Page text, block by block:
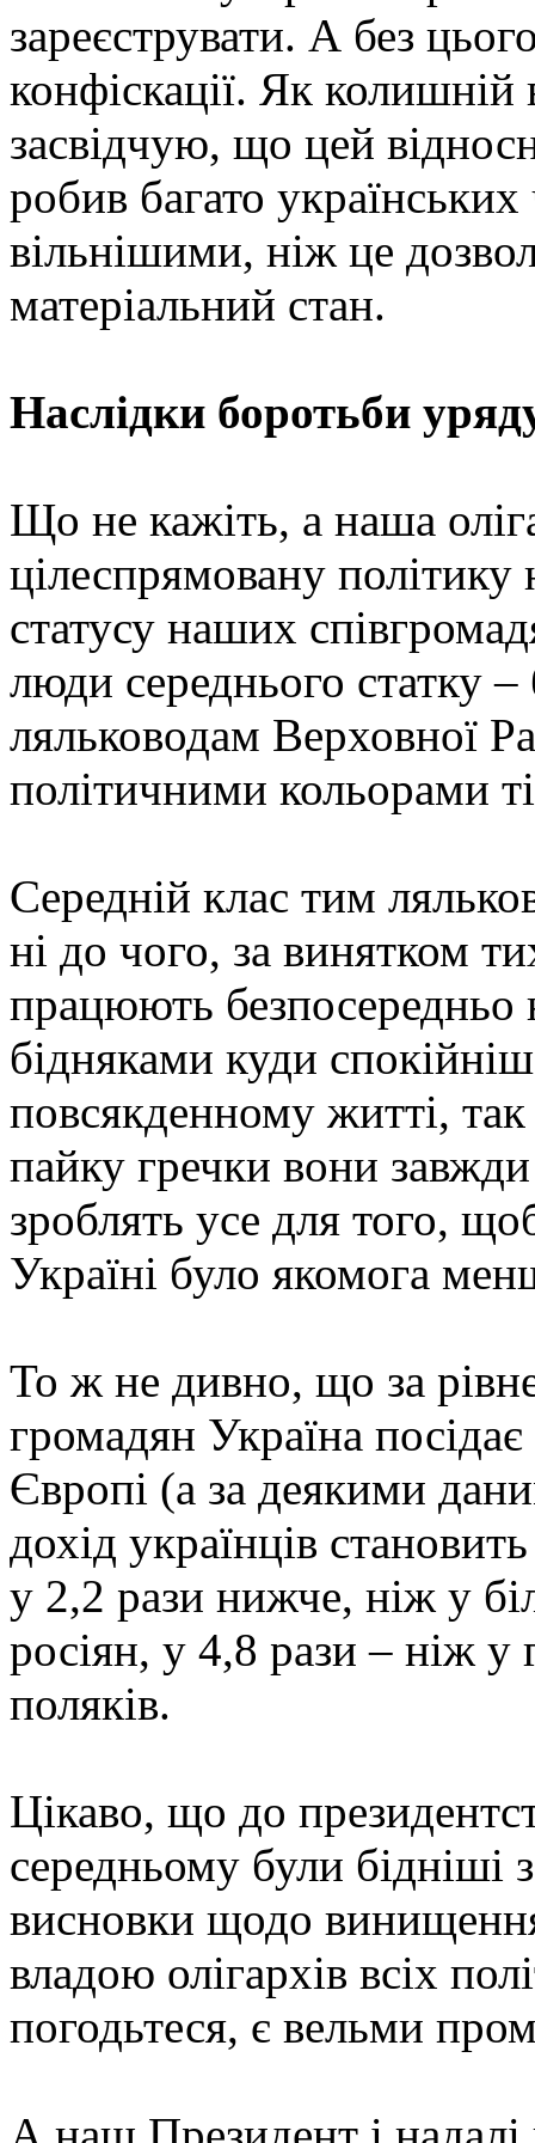
зареєструвати. А без
конфіскації. Як колишній
засвідчую, що цей
робив багато
вільнішими, ніж це
матеріальний стан.
Наслідки боротьби
Що не кажіть, а наша
цілеспрямовану
статусу наших
люди середнього статку
ляльководам Верховної
політичними кольорами
Середній клас тим
ні до чого, за винятком
працюють безпосередньо
бідняками куди
повсякденному житті,
пайку гречки вони завжди
зроблять усе для того,
Україні було якомога
То ж не дивно, що за
громадян Україна
Європі (а за деякими
дохід українців
у 2,2 рази нижче, ніж у
росіян, у 4,8 рази – ніж у
поляків.
Цікаво, що до
середньому були бідніші
висновки щодо
владою олігархів всіх
погодьтеся, є вельми